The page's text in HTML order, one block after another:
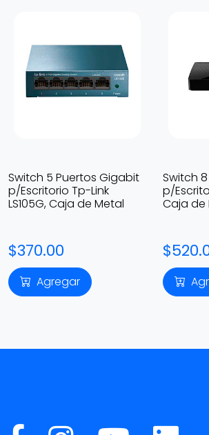
Switch 5 Puertos Gigabit
p/Escritorio Tp-Link
LS105G, Caja de Metal
$370.00
Agregar
Switch
p/
Caja de